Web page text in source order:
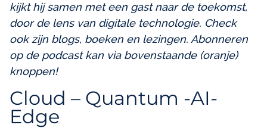
kijkt hij samen met een gast naar de toekomst,
door de lens van digitale technologie. Check
ook zijn blogs, boeken en lezingen. Abonneren
op de podcast kan via bovenstaande (oranje)
knoppen!
Cloud – Quantum -AI-
Edge